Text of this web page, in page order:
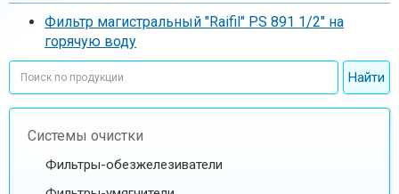
Фильтр магистральный "Raifil" PS 891 1/2" на
горячую воду
Системы очистки
Фильтры-обезжелезиватели